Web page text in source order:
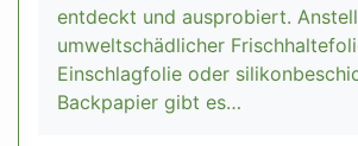
entdeckt und ausprobiert.
umweltschädlicher
Einschlagfolie oder
Backpapier gibt es…